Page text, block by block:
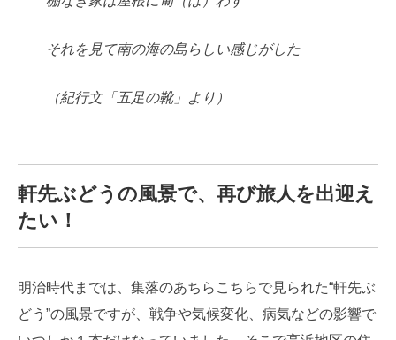
それを見て南の海の島らしい感じがした
（紀行文「五足の靴」より）
軒先ぶどうの風景で、再び旅人を出迎え
たい！
明治時代までは、集落のあちらこちらで見られた“軒先ぶ
どう”の風景ですが、戦争や気候変化、病気などの影響で